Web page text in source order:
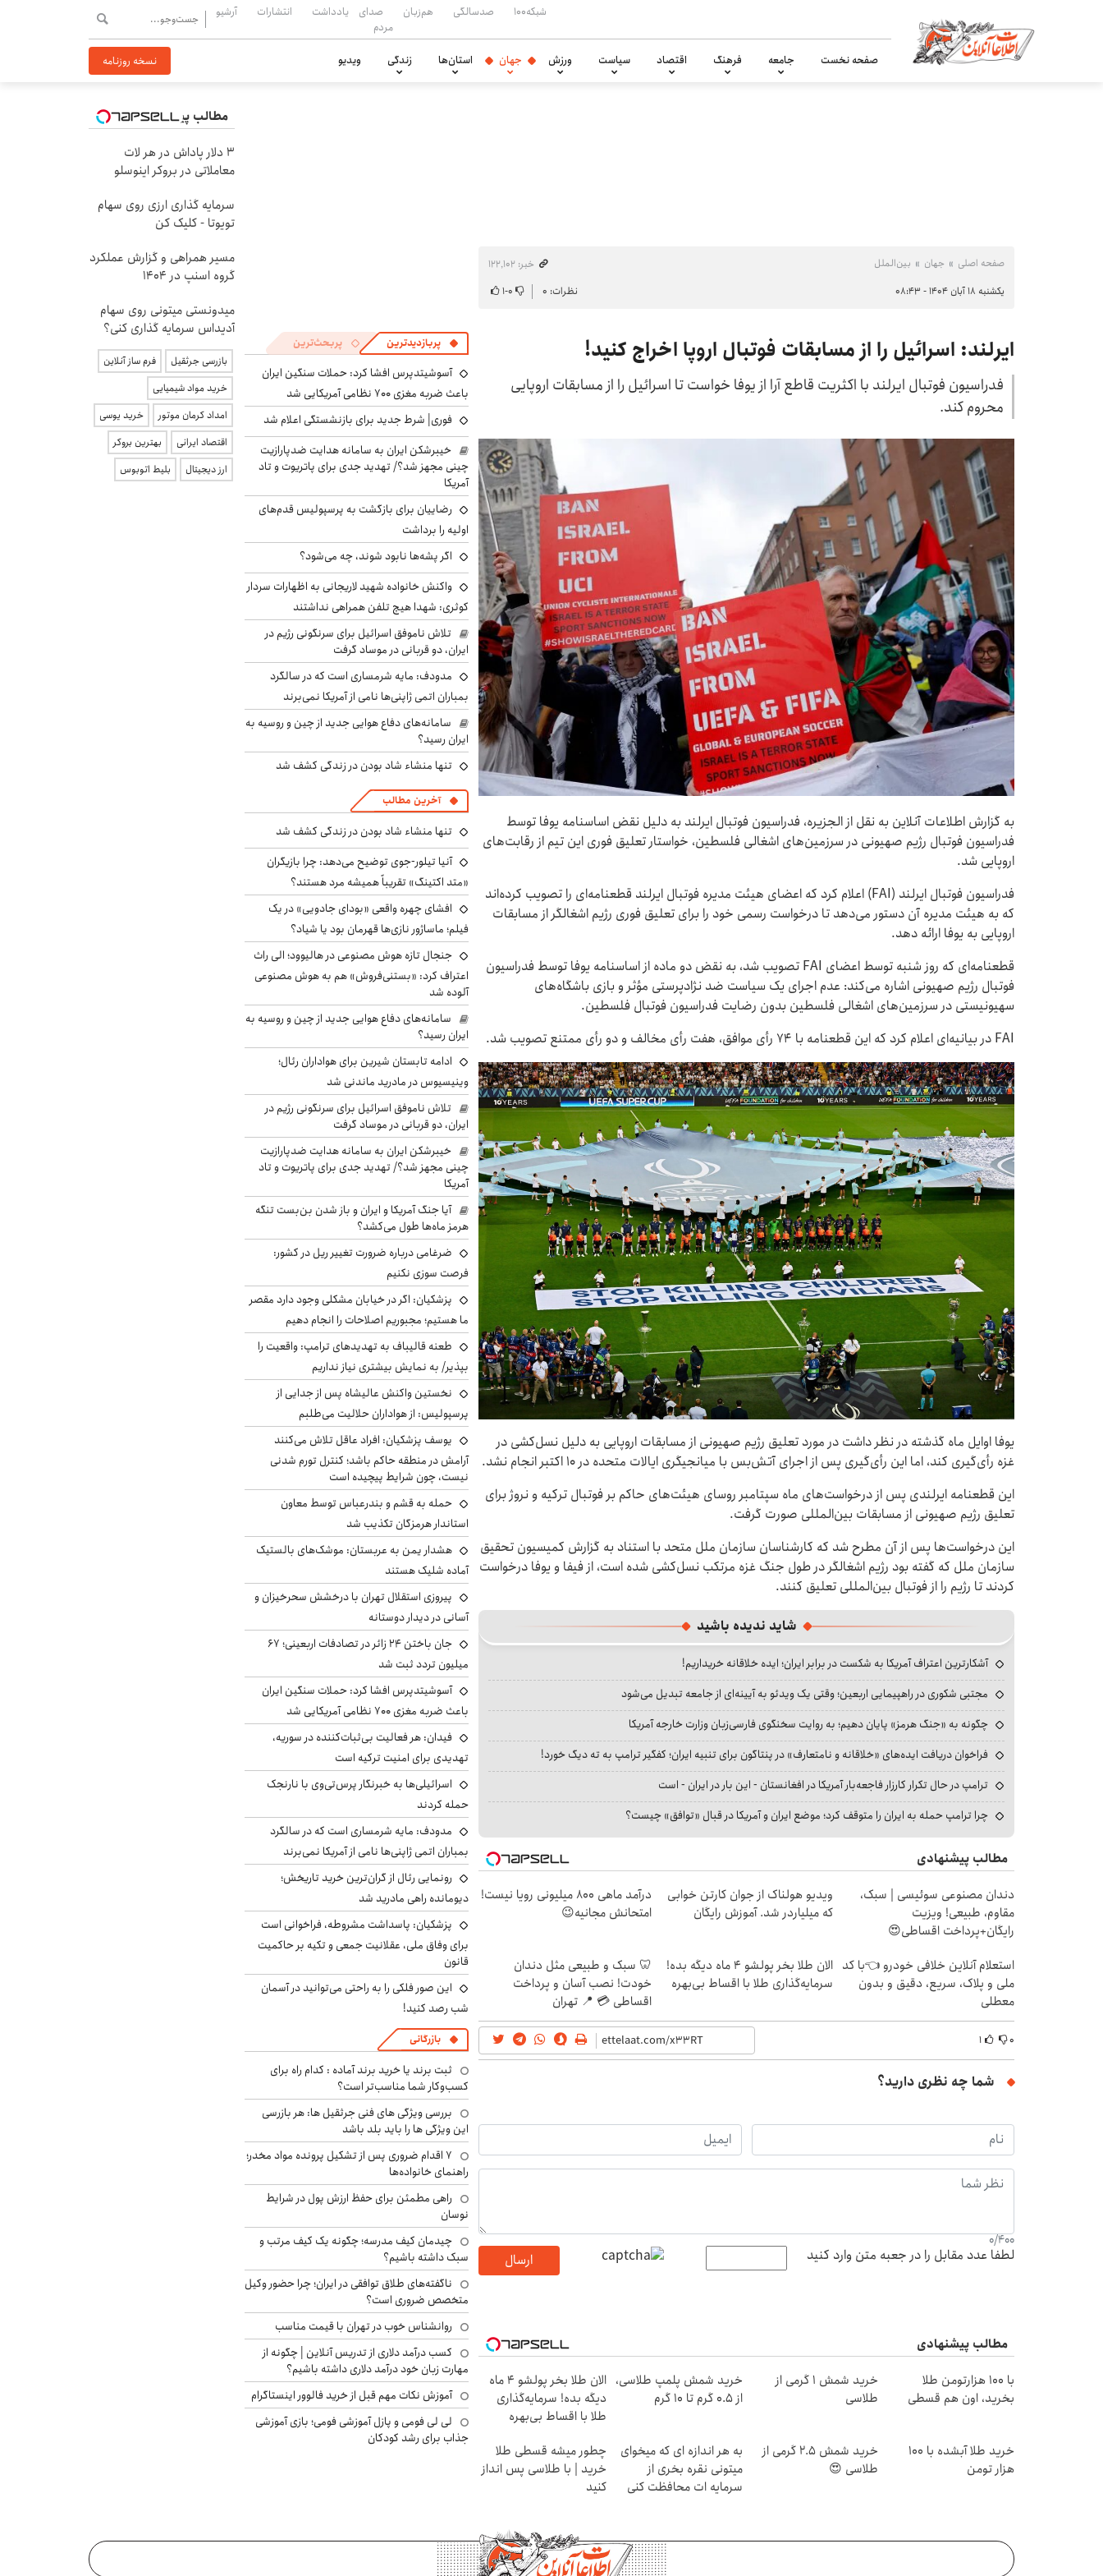
شبکه۱۰۰ صدسالگی هم‌زبان
صدای
مردم
یادداشت انتشارات آرشیو
صفحه نخست جامعه فرهنگ اقتصاد سیاست ورزش جهان استان‌ها زندگی ویدیو نسخه روزنامه
صفحه اصلی جهان بین‌الملل
خبر: ۱۲۲٬۱۰۲
یکشنبه ۱۸ آبان ۱۴۰۴ - ۰۸:۴۳
نظرات: ۰ ۰-۱
ایرلند: اسرائیل را از مسابقات فوتبال اروپا اخراج کنید!
فدراسیون فوتبال ایرلند با اکثریت قاطع آرا از یوفا خواست تا اسرائیل را از مسابقات اروپایی
محروم کند.
به گزارش اطلاعات آنلاین به نقل از الجزیره، فدراسیون فوتبال ایرلند به دلیل نقض اساسنامه یوفا توسط
فدراسیون فوتبال رژیم صهیونی در سرزمین‌های اشغالی فلسطین، خواستار تعلیق فوری این تیم از رقابت‌های
اروپایی شد.
فدراسیون فوتبال ایرلند (FAI) اعلام کرد که اعضای هیئت مدیره فوتبال ایرلند قطعنامه‌ای را تصویب کرده‌اند
که به هیئت مدیره آن دستور می‌دهد تا درخواست رسمی خود را برای تعلیق فوری رژیم اشغالگر از مسابقات
اروپایی به یوفا ارائه دهد.
قطعنامه‌ای که روز شنبه توسط اعضای FAI تصویب شد، به نقض دو ماده از اساسنامه یوفا توسط فدراسیون
فوتبال رژیم صهیونی اشاره می‌کند: عدم اجرای یک سیاست ضد نژادپرستی مؤثر و بازی باشگاه‌های
سهیونیستی در سرزمین‌های اشغالی فلسطین بدون رضایت فدراسیون فوتبال فلسطین.
FAI در بیانیه‌ای اعلام کرد که این قطعنامه با ۷۴ رأی موافق، هفت رأی مخالف و دو رأی ممتنع تصویب شد.
یوفا اوایل ماه گذشته در نظر داشت در مورد تعلیق رژیم صهیونی از مسابقات اروپایی به دلیل نسل‌کشی در
غزه رأی‌گیری کند، اما این رأی‌گیری پس از اجرای آتش‌بس با میانجیگری ایالات متحده در ۱۰ اکتبر انجام نشد.
این قطعنامه ایرلندی پس از درخواست‌های ماه سپتامبر روسای هیئت‌های حاکم بر فوتبال ترکیه و نروژ برای
تعلیق رژیم صهیونی از مسابقات بین‌المللی صورت گرفت.
این درخواست‌ها پس از آن مطرح شد که کارشناسان سازمان ملل متحد با استناد به گزارش کمیسیون تحقیق
سازمان ملل که گفته بود رژیم اشغالگر در طول جنگ غزه مرتکب نسل‌کشی شده است، از فیفا و یوفا درخواست
کردند تا رژیم را از فوتبال بین‌المللی تعلیق کنند.
شاید ندیده باشید
آشکارترین اعتراف آمریکا به شکست در برابر ایران؛ ایده خلاقانه خریداریم!
مجتبی شکوری در راهپیمایی اربعین؛ وقتی یک ویدئو به آیینه‌ای از جامعه تبدیل می‌شود
چگونه به «جنگ هرمز» پایان دهیم؛ به روایت سخنگوی فارسی‌زبان وزارت خارجه آمریکا
فراخوان دریافت ایده‌های «خلاقانه و نامتعارف» در پنتاگون برای تنبیه ایران؛ کفگیر ترامپ به ته دیگ خورد!
ترامپ در حال تکرار کارزار فاجعه‌بار آمریکا در افغانستان - این بار در ایران - است
چرا ترامپ حمله به ایران را متوقف کرد؛ موضع ایران و آمریکا در قبال «توافق» چیست؟
مطالب پیشنهادی
دندان مصنوعی سوئیسی | سبک،
مقاوم، طبیعی! ویزیت
رایگان+پرداخت اقساطی😍
ویدیو هولناک از جوان کارتن خوابی
که میلیاردر شد. آموزش رایگان
درآمد ماهی 800 میلیونی رویا نیست!
امتحانش مجانیه😉
استعلام آنلاین خلافی خودرو 👈با کد
ملی و پلاک، سریع، دقیق و بدون
معطلی
الان طلا بخر پولشو 4 ماه دیگه بده!
سرمایه‌گذاری طلا با اقساط بی‌بهره
🦷 سبک و طبیعی مثل دندان
خودت! نصب آسان و پرداخت
اقساطی 💳 📍 تهران
۰ ۱
شما چه نظری دارید؟
0/400
لطفا عدد مقابل را در جعبه متن وارد کنید ارسال
مطالب پیشنهادی
با ۱۰۰ هزارتومن طلا
بخرید، اون هم قسطی
خرید شمش 1 گرمی از
طلاسی
خرید شمش پلمپ طلاسی،
از ۰.۵ گرم تا ۱۰ گرم
الان طلا بخر پولشو 4 ماه
دیگه بده! سرمایه‌گذاری
طلا با اقساط بی‌بهره
خرید طلا آبشده با 100
هزار تومن
خرید شمش 2.5 گرمی از
طلاسی 😍
به هر اندازه ای که میخوای
میتونی نقره بخری از
سرمایه ات محافظت کنی
چطور میشه قسطی طلا
خرید | با طلاسی پس انداز
کنید
پربازدیدترین پربحث‌ترین
آسوشیتدپرس افشا کرد: حملات سنگین ایران
باعث ضربه مغزی ۷۰۰ نظامی آمریکایی شد
فوری| شرط جدید برای بازنشستگی اعلام شد
خیبرشکن ایران به سامانه هدایت ضدپارازیت
چینی مجهز شد؟/ تهدید جدی برای پاتریوت و تاد
آمریکا
رضاییان برای بازگشت به پرسپولیس قدم‌های
اولیه را برداشت
اگر پشه‌ها نابود شوند، چه می‌شود؟
واکنش خانواده شهید لاریجانی به اظهارات سردار
کوثری: شهدا هیچ تلفن همراهی نداشتند
تلاش ناموفق اسرائیل برای سرنگونی رژیم در
ایران، دو قربانی در موساد گرفت
مدودف: مایه شرمساری است که در سالگرد
بمباران اتمی ژاپنی‌ها نامی از آمریکا نمی‌برند
سامانه‌های دفاع هوایی جدید از چین و روسیه به
ایران رسید؟
تنها منشاء شاد بودن در زندگی کشف شد
آخرین مطالب
تنها منشاء شاد بودن در زندگی کشف شد
آنیا تیلور-جوی توضیح می‌دهد: چرا بازیگران
«متد اکتینگ» تقریباً همیشه مرد هستند؟
افشای چهره واقعی «بودای جادویی» در یک
فیلم؛ ماساژور نازی‌ها قهرمان بود یا شیاد؟
جنجال تازه هوش مصنوعی در هالیوود؛ الی راث
اعتراف کرد: «بستنی‌فروش» هم به هوش مصنوعی
آلوده شد
سامانه‌های دفاع هوایی جدید از چین و روسیه به
ایران رسید؟
ادامه تابستان شیرین برای هواداران رئال؛
وینیسیوس در مادرید ماندنی شد
تلاش ناموفق اسرائیل برای سرنگونی رژیم در
ایران، دو قربانی در موساد گرفت
خیبرشکن ایران به سامانه هدایت ضدپارازیت
چینی مجهز شد؟/ تهدید جدی برای پاتریوت و تاد
آمریکا
آیا جنگ آمریکا و ایران و باز شدن بن‌بست تنگه
هرمز ماه‌ها طول می‌کشد؟
ضرغامی درباره ضرورت تغییر ریل در کشور:
فرصت سوزی نکنیم
پزشکیان: اگر در خیابان مشکلی وجود دارد مقصر
ما هستیم؛ مجبوریم اصلاحات را انجام دهیم
طعنه قالیباف به تهدیدهای ترامپ: واقعیت را
بپذیر/ به نمایش بیشتری نیاز نداریم
نخستین واکنش عالیشاه پس از جدایی از
پرسپولیس: از هواداران حلالیت می‌طلبم
یوسف پزشکیان: افراد عاقل تلاش می‌کنند
آرامش در منطقه حاکم باشد؛ کنترل تورم شدنی
نیست، چون شرایط پیچیده است
حمله به قشم و بندرعباس توسط معاون
استاندار هرمزگان تکذیب شد
هشدار یمن به عربستان: موشک‌های بالستیک
آماده شلیک هستند
پیروزی استقلال تهران با درخشش سحرخیزان و
آسانی در دیدار دوستانه
جان باختن ۲۴ زائر در تصادفات اربعینی؛ ۶۷
میلیون تردد ثبت شد
آسوشیتدپرس افشا کرد: حملات سنگین ایران
باعث ضربه مغزی ۷۰۰ نظامی آمریکایی شد
فیدان: هر فعالیت بی‌ثبات‌کننده در سوریه،
تهدیدی برای امنیت ترکیه است
اسرائیلی‌ها به خبرنگار پرس‌تی‌وی با نارنجک
حمله کردند
مدودف: مایه شرمساری است که در سالگرد
بمباران اتمی ژاپنی‌ها نامی از آمریکا نمی‌برند
رونمایی رئال از گران‌ترین خرید تاریخش؛
دیومانده راهی مادرید شد
پزشکیان: پاسداشت مشروطه، فراخوانی است
برای وفاق ملی، عقلانیت جمعی و تکیه بر حاکمیت
قانون
این صور فلکی را به راحتی می‌توانید در آسمان
شب رصد کنید!
بازرگانی
ثبت برند یا خرید برند آماده : کدام راه برای
کسب‌وکار شما مناسب‌تر است؟
بررسی ویژگی های فنی جرثقیل ها: هر بازرسی
این ویژگی ها را باید بلد باشد
۷ اقدام ضروری پس از تشکیل پرونده مواد مخدر؛
راهنمای خانواده‌ها
راهی مطمئن برای حفظ ارزش پول در شرایط
نوسان
چیدمان کیف مدرسه؛ چگونه یک کیف مرتب و
سبک داشته باشیم؟
ناگفته‌های طلاق توافقی در ایران؛ چرا حضور وکیل
متخصص ضروری است؟
روانشناس خوب در تهران با قیمت مناسب
کسب درآمد دلاری از تدریس آنلاین | چگونه از
مهارت زبان خود درآمد دلاری داشته باشیم؟
آموزش نکات مهم قبل از خرید فالوور اینستاگرام
لی لی فومی و پازل آموزشی فومی؛ بازی آموزشی
جذاب برای رشد کودکان
مطالب پیشنهادی
۳ دلار پاداش در هر لات
معاملاتی در بروکر اینوسلو
سرمایه گذاری ارزی روی سهام
تویوتا - کلیک کن
مسیر همراهی و گزارش عملکرد
گروه اسنپ در ۱۴۰۴
میدونستی میتونی روی سهام
آدیداس سرمایه گذاری کنی؟
بازرسی جرثقیل
فرم ساز آنلاین
خرید مواد شیمیایی
امداد کرمان موتور
خرید یوسی
اقتصاد ایرانی
بهترین بروکر
ارز دیجیتال
بلیط اتوبوس